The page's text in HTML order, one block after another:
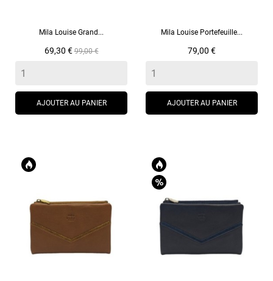
Mila Louise Grand...
Prix
69,30 €Prix
99,00 €
AJOUTER AU PANIER
Mila Louise Portefeuille...
Prix
79,00 €
AJOUTER AU PANIER